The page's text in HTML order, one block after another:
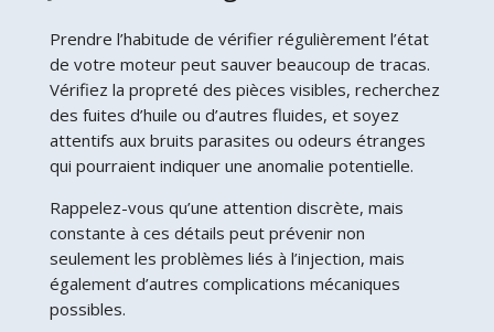
Prendre l’habitude de vérifier régulièrement l’état
de votre moteur peut sauver beaucoup de tracas.
Vérifiez la propreté des pièces visibles, recherchez
des fuites d’huile ou d’autres fluides, et soyez
attentifs aux bruits parasites ou odeurs étranges
qui pourraient indiquer une anomalie potentielle.
Rappelez-vous qu’une attention discrète, mais
constante à ces détails peut prévenir non
seulement les problèmes liés à l’injection, mais
également d’autres complications mécaniques
possibles.